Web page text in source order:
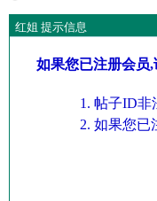
红姐 提示信息
如果您已注册会员
帖子ID非
如果您已